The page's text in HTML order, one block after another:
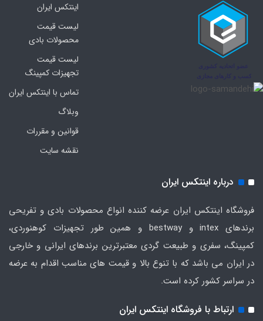
اینتکس ایران
لیست قیمت
محصولات بادی
لیست قیمت
تجهیزات کمپینگ
تماس با اینتکس ایران
وبلاگ
قوانین و مقررات
نقشه سایت
درباره اینتکس ایران
فروشگاه اینتکس ایران عرضه کننده انواع محصولات بادی و تفریحی
برندهای intex و bestway و همین طور تجهیزات کوهنوردی،
کمپینگ، سفری و طبیعت گردی معتبرترین برندهای ایرانی و خارجی
در ایران می باشد که با تنوع بالا و قیمت های مناسب اقدام به عرضه
در سراسر کشور کرده است.
ارتباط با فروشگاه اینتکس ایران